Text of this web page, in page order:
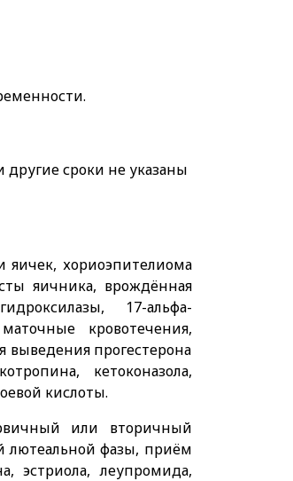
другие сроки не указаны
яичек, хориоэпителиома
яичника, врождённая
17-альфа-
кровотечения,
прогестерона
кетоконазола,
кислоты.
или вторичный
лютеальной фазы, приём
эстриола, леупромида,